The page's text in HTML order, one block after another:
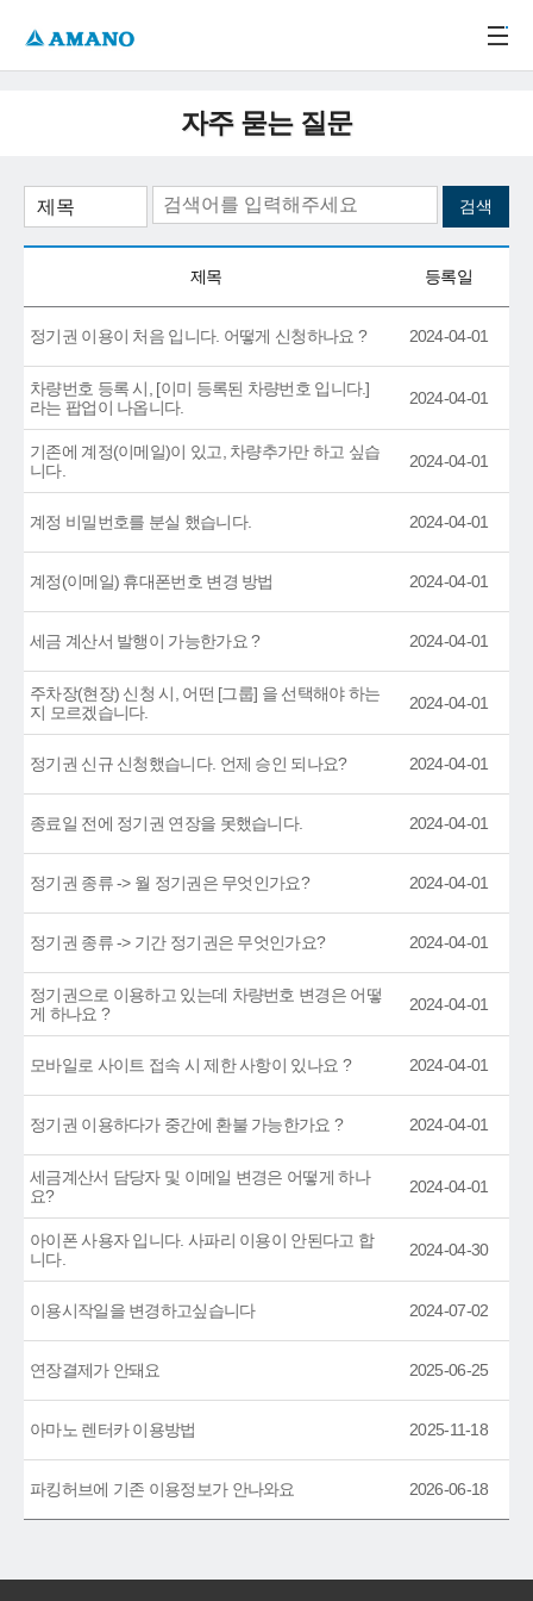
자주 묻는 질문
제목 등록일
정기권 이용이 처음 입니다. 어떻게 신청하나요 ? 2024-04-01
차량번호 등록 시, [이미 등록된 차량번호 입니다.]
라는 팝업이 나옵니다.
2024-04-01
기존에 계정(이메일)이 있고, 차량추가만 하고 싶습
니다.
2024-04-01
계정 비밀번호를 분실 했습니다. 2024-04-01
계정(이메일) 휴대폰번호 변경 방법 2024-04-01
세금 계산서 발행이 가능한가요 ? 2024-04-01
주차장(현장) 신청 시, 어떤 [그룹] 을 선택해야 하는
지 모르겠습니다.
2024-04-01
정기권 신규 신청했습니다. 언제 승인 되나요? 2024-04-01
종료일 전에 정기권 연장을 못했습니다. 2024-04-01
정기권 종류 -> 월 정기권은 무엇인가요? 2024-04-01
정기권 종류 -> 기간 정기권은 무엇인가요? 2024-04-01
정기권으로 이용하고 있는데 차량번호 변경은 어떻
게 하나요 ?
2024-04-01
모바일로 사이트 접속 시 제한 사항이 있나요 ? 2024-04-01
정기권 이용하다가 중간에 환불 가능한가요 ? 2024-04-01
세금계산서 담당자 및 이메일 변경은 어떻게 하나
요?
2024-04-01
아이폰 사용자 입니다. 사파리 이용이 안된다고 합
니다.
2024-04-30
이용시작일을 변경하고싶습니다 2024-07-02
연장결제가 안돼요 2025-06-25
아마노 렌터카 이용방법 2025-11-18
파킹허브에 기존 이용정보가 안나와요 2026-06-18